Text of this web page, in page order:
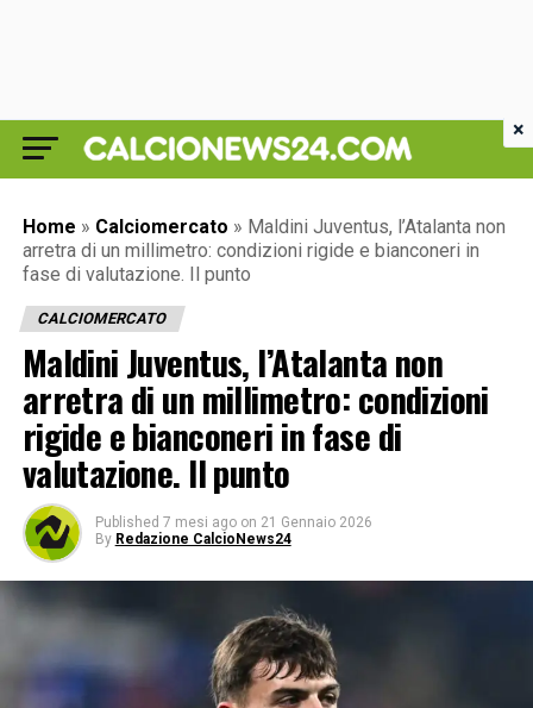
Home » Calciomercato » Maldini Juventus, l’Atalanta non
arretra di un millimetro: condizioni rigide e bianconeri in
fase di valutazione. Il punto
CALCIOMERCATO
Maldini Juventus, l’Atalanta non
arretra di un millimetro: condizioni
rigide e bianconeri in fase di
valutazione. Il punto
Published 7 mesi ago on 21 Gennaio 2026
By Redazione CalcioNews24
×